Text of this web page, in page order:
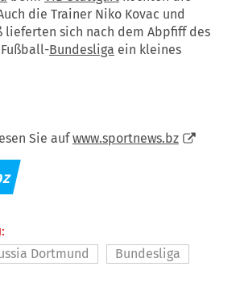
die Trainer Niko Kovac und
lieferten sich nach dem Abpfiff des
Bundesliga ein kleines
Sie aufwww.sportnews.bz
Dortmund
Bundesliga